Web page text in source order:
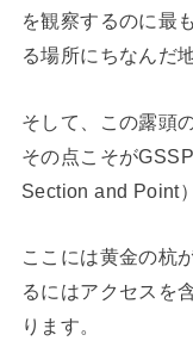
を観察するのに最
る場所にちなんだ
そして、この露頭
その点こそが
Section and Point
ここには黄金の杭
るにはアクセスを
ります。